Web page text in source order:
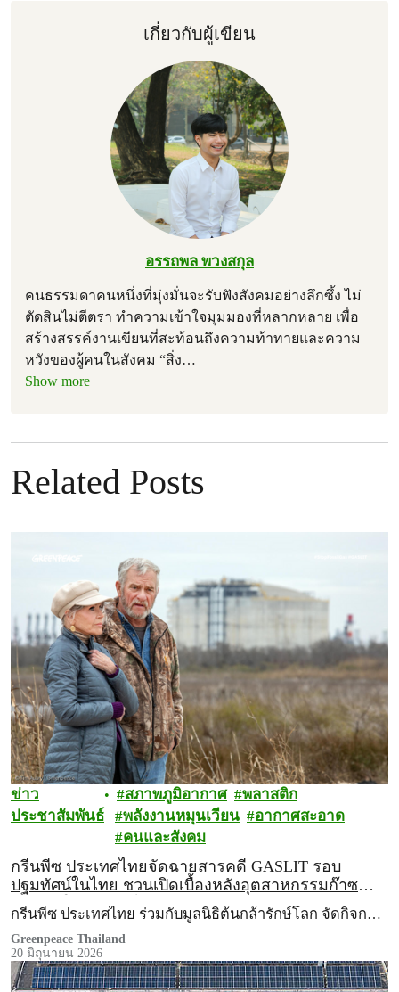
เกี่ยวกับผู้เขียน
อรรถพล พวงสกุล
คนธรรมดาคนหนึ่งที่มุ่งมั่นจะรับฟังสังคมอย่างลึกซึ้ง ไม่
ตัดสินไม่ตีตรา ทำความเข้าใจมุมมองที่หลากหลาย เพื่อ
สร้างสรรค์งานเขียนที่สะท้อนถึงความท้าทายและความ
หวังของผู้คนในสังคม “สิ่ง…
Show more
Related Posts
ข่าว
ประชาสัมพันธ์
สภาพภูมิอากาศ
พลาสติก
พลังงานหมุนเวียน
อากาศสะอาด
คนและสังคม
กรีนพีซ ประเทศไทยจัดฉายสารคดี GASLIT รอบ
ปฐมทัศน์ในไทย ชวนเปิดเบื้องหลังอุตสาหกรรมก๊าซ
ฟอสซิลในสหัรฐฯ ไปกับ ‘เจน ฟอนดา’
กรีนพีซ ประเทศไทย ร่วมกับมูลนิธิต้นกล้ารักษ์โลก จัดกิจก…
Greenpeace Thailand
20 มิถุนายน 2026